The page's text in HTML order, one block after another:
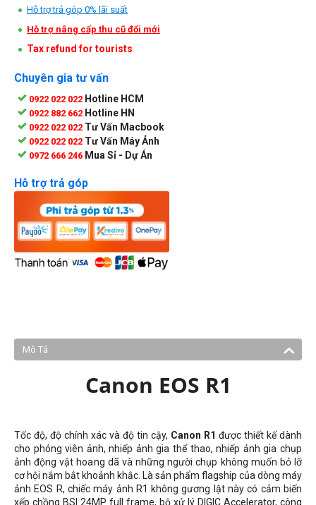
Hỗ trợ trả góp 0% lãi suất
Hỗ trợ nâng cấp thu cũ đổi mới
Tax refund for tourists
Chuyên gia tư vấn
0922 022 022 Hotline HCM
0922 882 662 Hotline HN
0922 022 022 Tư Vấn Macbook
0922 022 022 Tư Vấn Máy Ảnh
0972 666 246 Mua Sỉ - Dự Án
Hỗ trợ trả góp
Mô Tả
Canon EOS R1
Tốc độ, độ chính xác và độ tin cậy, Canon R1 được thiết kế dành
cho phóng viên ảnh, nhiếp ảnh gia thể thao, nhiếp ảnh gia chụp
ảnh động vật hoang dã và những người chụp không muốn bỏ lỡ
cơ hội nắm bắt khoảnh khắc. Là sản phẩm flagship của dòng máy
ảnh EOS R, chiếc máy ảnh R1 không gương lật này có cảm biến
xếp chồng BSI 24MP full frame, bộ xử lý DIGIC Accelerator, công